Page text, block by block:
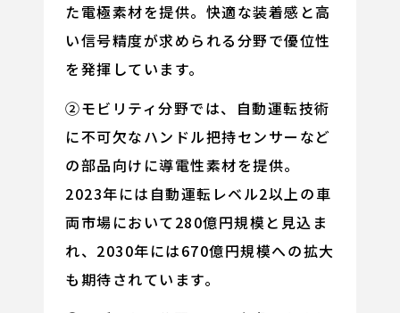
た電極素材を提供。快適な装着感と高
い信号精度が求められる分野で優位性
を発揮しています。
②モビリティ分野では、自動運転技術
に不可欠なハンドル把持センサーなど
の部品向けに導電性素材を提供。
2023年には自動運転レベル2以上の車
両市場において280億円規模と見込ま
れ、2030年には670億円規模への拡大
も期待されています。